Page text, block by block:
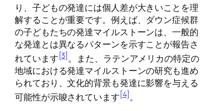
り、子どもの発達には個人差が大きいことを理
解することが重要です。例えば、ダウン症候群
の子どもたちの発達マイルストーンは、一般的
な発達とは異なるパターンを示すことが報告さ
れています[3]。また、ラテンアメリカの特定の
地域における発達マイルストーンの研究も進め
られており、文化的背景も発達に影響を与える
可能性が示唆されています[4]。